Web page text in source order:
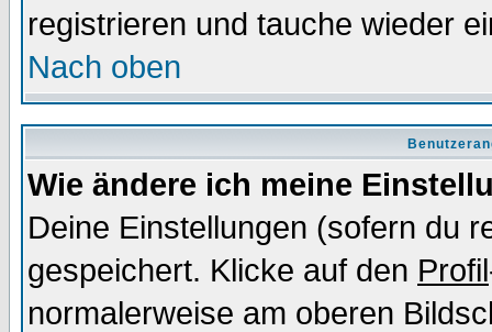
registrieren und tauche wieder
Nach oben
Wie ändere ich meine
Deine Einstellungen (sofern du
gespeichert. Klicke auf den Profil
normalerweise am oberen